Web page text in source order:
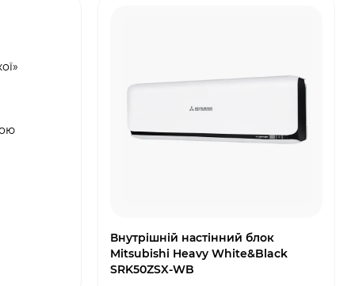
Внутрішній настінний блок
Mitsubishi Heavy White&Black
SRK50ZSX-WB